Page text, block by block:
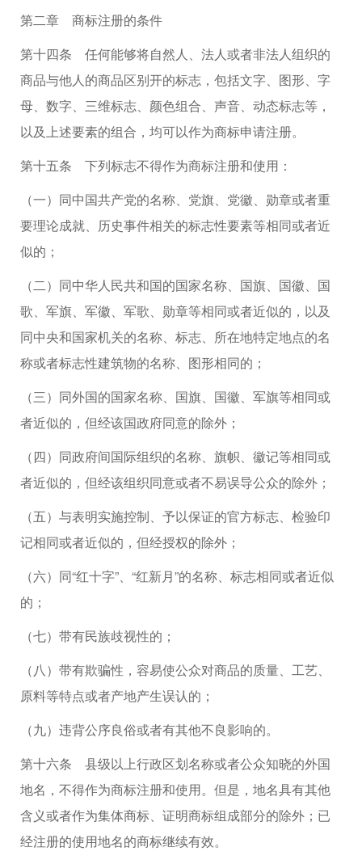
第二章 商标注册的条件
第十四条 任何能够将自然人、法人或者非法人组织的
商品与他人的商品区别开的标志，包括文字、图形、字
母、数字、三维标志、颜色组合、声音、动态标志等，
以及上述要素的组合，均可以作为商标申请注册。
第十五条 下列标志不得作为商标注册和使用：
（一）同中国共产党的名称、党旗、党徽、勋章或者重
要理论成就、历史事件相关的标志性要素等相同或者近
似的；
（二）同中华人民共和国的国家名称、国旗、国徽、国
歌、军旗、军徽、军歌、勋章等相同或者近似的，以及
同中央和国家机关的名称、标志、所在地特定地点的名
称或者标志性建筑物的名称、图形相同的；
（三）同外国的国家名称、国旗、国徽、军旗等相同或
者近似的，但经该国政府同意的除外；
（四）同政府间国际组织的名称、旗帜、徽记等相同或
者近似的，但经该组织同意或者不易误导公众的除外；
（五）与表明实施控制、予以保证的官方标志、检验印
记相同或者近似的，但经授权的除外；
（六）同“红十字”、“红新月”的名称、标志相同或者近似
的；
（七）带有民族歧视性的；
（八）带有欺骗性，容易使公众对商品的质量、工艺、
原料等特点或者产地产生误认的；
（九）违背公序良俗或者有其他不良影响的。
第十六条 县级以上行政区划名称或者公众知晓的外国
地名，不得作为商标注册和使用。但是，地名具有其他
含义或者作为集体商标、证明商标组成部分的除外；已
经注册的使用地名的商标继续有效。